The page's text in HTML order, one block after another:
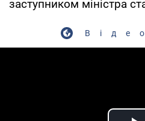
заступником міністра